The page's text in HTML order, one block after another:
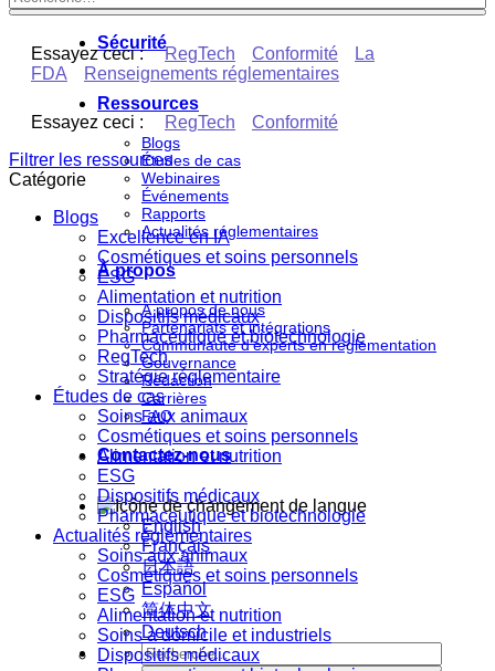
Sécurité
Ressources
Blogs
Études de cas
Webinaires
Événements
Rapports
Actualités réglementaires
À propos
À propos de nous
Partenariats et intégrations
Communauté d'experts en réglementation
Gouvernance
Rédaction
Carrières
FAQ
Contactez-nous
English
Français
日本語
Español
简体中文
Deutsch
Essayez ceci : RegTech Conformité
La
FDA
Renseignements réglementaires
Essayez ceci : RegTech
Conformité
Filtrer les ressources
Catégorie
Blogs
Excellence en IA
Cosmétiques et soins personnels
ESG
Alimentation et nutrition
Dispositifs médicaux
Pharmaceutique et biotechnologie
RegTech
Stratégie réglementaire
Études de cas
Soins aux animaux
Cosmétiques et soins personnels
Alimentation et nutrition
ESG
Dispositifs médicaux
Pharmaceutique et biotechnologie
Actualités réglementaires
Soins aux animaux
Cosmétiques et soins personnels
ESG
Alimentation et nutrition
Soins à domicile et industriels
Dispositifs médicaux